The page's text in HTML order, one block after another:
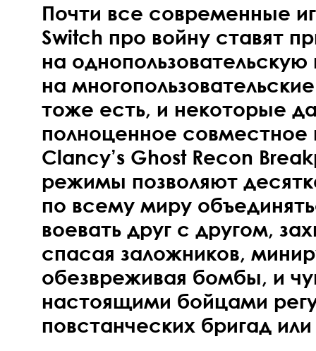
Почти все современные
Switch про войну ставят
на
на
тоже есть, и некоторые
полноценное
Clancy’s Ghost Recon
режимы позволяют
по всему миру
воевать друг с другом,
спасая заложников,
обезвреживая бомбы, и
настоящими бойцами
повстанческих бригад